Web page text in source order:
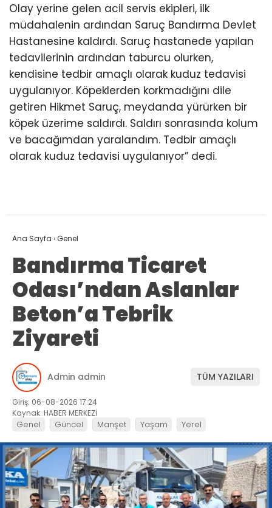
Olay yerine gelen acil servis ekipleri, ilk
müdahalenin ardından Saruç Bandırma Devlet
Hastanesine kaldırdı. Saruç hastanede yapılan
tedavilerinin ardından taburcu olurken,
kendisine tedbir amaçlı olarak kuduz tedavisi
uygulanıyor. Köpeklerden korkmadığını dile
getiren Hikmet Saruç, meydanda yürürken bir
köpek üzerime saldırdı. Saldırı sonrasında kolum
ve bacağımdan yaralandım. Tedbir amaçlı
olarak kuduz tedavisi uygulanıyor” dedi.
Ana Sayfa ›Genel
Bandırma Ticaret
Odası’ndan Aslanlar
Beton’a Tebrik
Ziyareti
Admin admin TÜM YAZILARI
Giriş: 06-08-2026 17:24
Kaynak: HABER MERKEZİ
Genel Güncel Manşet Yaşam Yerel